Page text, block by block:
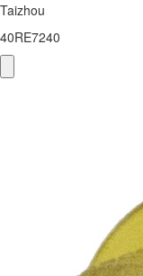
Taizhou
40RE7240